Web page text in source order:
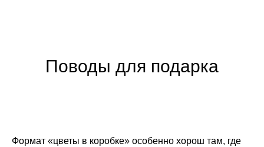
Поводы для подарка
Формат «цветы в коробке» особенно хорош там, где